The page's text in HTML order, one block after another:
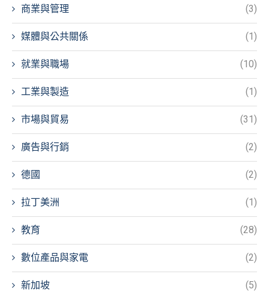
商業與管理 (3)
媒體與公共關係 (1)
就業與職場 (10)
工業與製造 (1)
市場與貿易 (31)
廣告與行銷 (2)
德國 (2)
拉丁美洲 (1)
教育 (28)
數位產品與家電 (2)
新加坡 (5)